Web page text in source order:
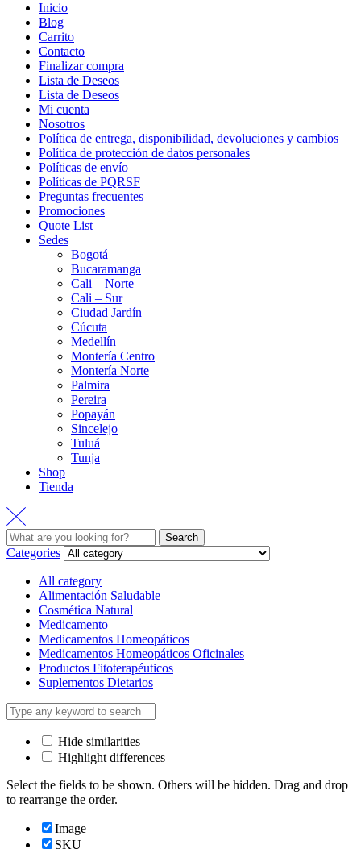
Inicio
Blog
Carrito
Contacto
Finalizar compra
Lista de Deseos
Lista de Deseos
Mi cuenta
Nosotros
Política de entrega, disponibilidad, devoluciones y cambios
Política de protección de datos personales
Políticas de envío
Políticas de PQRSF
Preguntas frecuentes
Promociones
Quote List
Sedes
Bogotá
Bucaramanga
Cali – Norte
Cali – Sur
Ciudad Jardín
Cúcuta
Medellín
Montería Centro
Montería Norte
Palmira
Pereira
Popayán
Sincelejo
Tuluá
Tunja
Shop
Tienda
Search
for:
Search
Categories
All category
Alimentación Saludable
Cosmética Natural
Medicamento
Medicamentos Homeopáticos
Medicamentos Homeopáticos Oficinales
Productos Fitoterapéuticos
Suplementos Dietarios
Hide similarities
Highlight differences
Select the fields to be shown. Others will be hidden. Drag and drop
to rearrange the order.
Image
SKU